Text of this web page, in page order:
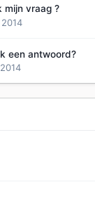
mijn vraag ?
een antwoord?